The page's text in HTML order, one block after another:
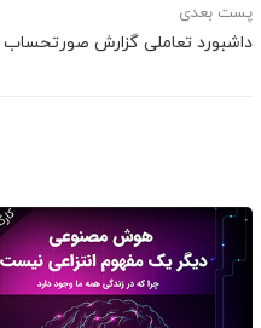
پست بعدی
داشبورد تعاملی گزارش